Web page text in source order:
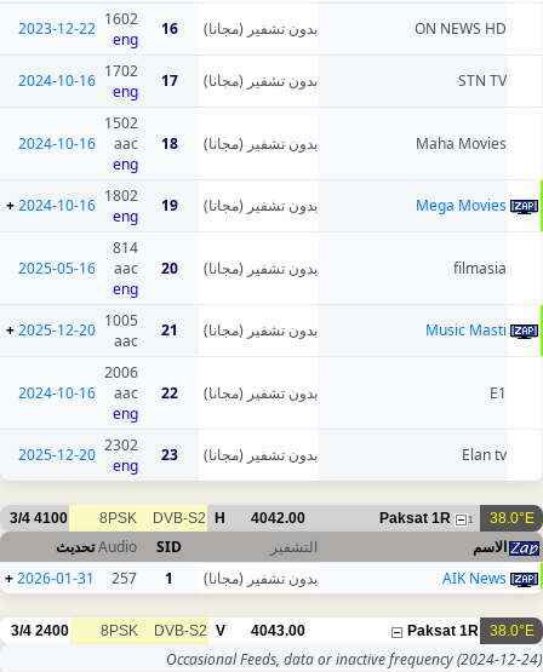
ON NEWS HD بدون تشفير (مجانا) 16
1602
eng
2023-12-22
STN TV بدون تشفير (مجانا) 17
1702
eng
2024-10-16
Maha Movies بدون تشفير (مجانا) 18
1502
aac
eng
2024-10-16
Mega Movies بدون تشفير (مجانا) 19
1802
eng
2024-10-16
+
filmasia بدون تشفير (مجانا) 20
814
aac
eng
2025-05-16
Music Masti بدون تشفير (مجانا) 21
1005
aac
2025-12-20
+
E1 بدون تشفير (مجانا) 22
2006
aac
eng
2024-10-16
Elan tv بدون تشفير (مجانا) 23
2302
eng
2025-12-20
38.0°E
Paksat 1R 1
4042.00
H
DVB-S2
8PSK
4100
3/4
الاسم التشفير SID
Audioتحديث
AIK News
بدون تشفير (مجانا) 1
257
2026-01-31
+
38.0°E
Paksat 1R
4043.00
V
DVB-S2
8PSK
2400
3/4
Occasional Feeds, data or inactive frequency(2024-12-24)